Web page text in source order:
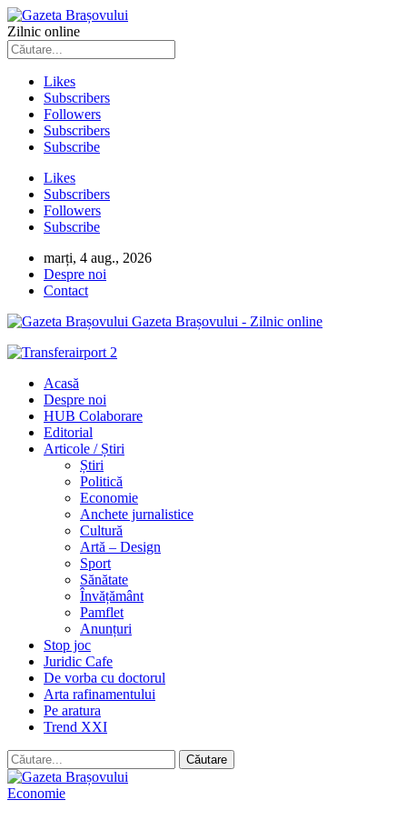
Zilnic online
Likes
Subscribers
Followers
Subscribers
Subscribe
Likes
Subscribers
Followers
Subscribe
marți, 4 aug., 2026
Despre noi
Contact
Gazeta Brașovului - Zilnic online
Acasă
Despre noi
HUB Colaborare
Editorial
Articole / Știri
Știri
Politică
Economie
Anchete jurnalistice
Cultură
Artă – Design
Sport
Sănătate
Învățământ
Pamflet
Anunțuri
Stop joc
Juridic Cafe
De vorba cu doctorul
Arta rafinamentului
Pe aratura
Trend XXI
Economie